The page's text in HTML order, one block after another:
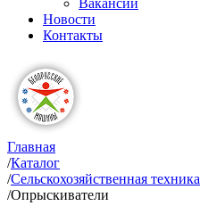
Вакансии
Новости
Контакты
Главная
/Каталог
/Сельскохозяйственная техника
/Опрыскиватели